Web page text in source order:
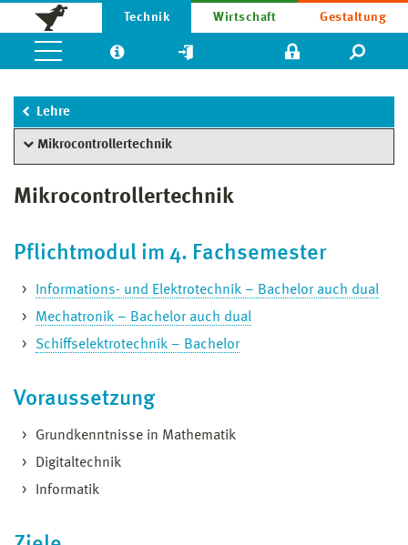
Technik Wirtschaft Gestaltung
Lehre
Mikrocontrollertechnik
Mikrocontrollertechnik
Pflichtmodul im 4. Fachsemester
Informations- und Elektrotechnik – Bachelor auch dual
Mechatronik – Bachelor auch dual
Schiffselektrotechnik – Bachelor
Voraussetzung
Grundkenntnisse in Mathematik
Digitaltechnik
Informatik